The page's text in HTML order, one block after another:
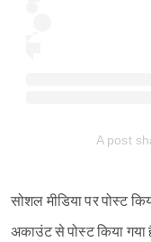
A post
सोशल मीडिया पर पोस्ट
अकाउंट से पोस्ट किया गया